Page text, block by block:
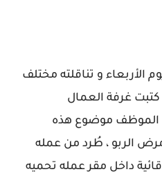
الأربعاء و تناقلته مختلف
كتبت غرفة العمال
الموظف موضوع هذه
الربو ، طُرد من عمله
داخل مقر عمله تحميه